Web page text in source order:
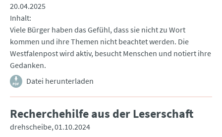
20.04.2025
Inhalt
Viele Bürger haben das Gefühl, dass sie nicht zu Wort
kommen und ihre Themen nicht beachtet werden. Die
Westfalenpost wird aktiv, besucht Menschen und notiert ihre
Gedanken.
Datei herunterladen
Recherchehilfe aus der Leserschaft
drehscheibe 01.10.2024